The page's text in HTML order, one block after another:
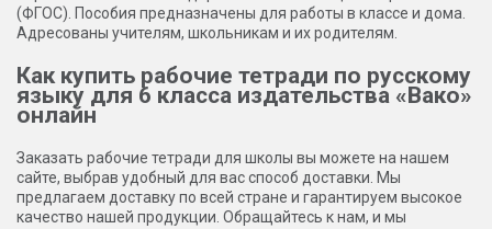
(ФГОС). Пособия предназначены для работы в классе и дома.
Адресованы учителям, школьникам и их родителям.
Как купить рабочие тетради по русскому
языку для 6 класса издательства «Вако»
онлайн
Заказать рабочие тетради для школы вы можете на нашем
сайте, выбрав удобный для вас способ доставки. Мы
предлагаем доставку по всей стране и гарантируем высокое
качество нашей продукции. Обращайтесь к нам, и мы